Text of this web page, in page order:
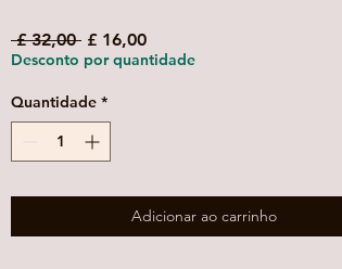
£ 32,00 Preço
normal
£ 16,00Preço
promocional
Desconto por quantidade
Quantidade *
Adicionar ao carrinho